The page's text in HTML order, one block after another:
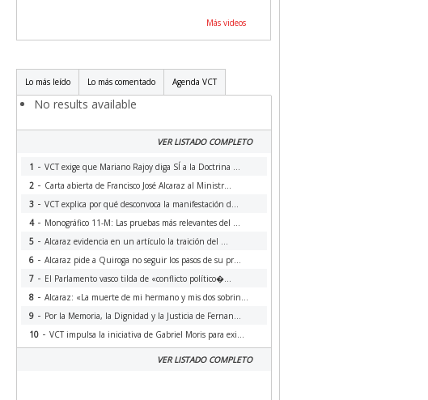
Más videos
Lo más leído Lo más comentado Agenda VCT
No results available
VER LISTADO COMPLETO
1 - VCT exige que Mariano Rajoy diga SÍ a la Doctrina ...
2 - Carta abierta de Francisco José Alcaraz al Ministr...
3 - VCT explica por qué desconvoca la manifestación d...
4- Monográfico 11-M: Las pruebas más relevantes del ...
5 - Alcaraz evidencia en un artículo la traición del ...
6 - Alcaraz pide a Quiroga no seguir los pasos de su pr...
7 - El Parlamento vasco tilda de «conflicto político�...
8 - Alcaraz: «La muerte de mi hermano y mis dos sobrin...
9 - Por la Memoria, la Dignidad y la Justicia de Fernan...
10 - VCT impulsa la iniciativa de Gabriel Moris para exi...
VER LISTADO COMPLETO